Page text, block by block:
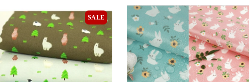
SALE